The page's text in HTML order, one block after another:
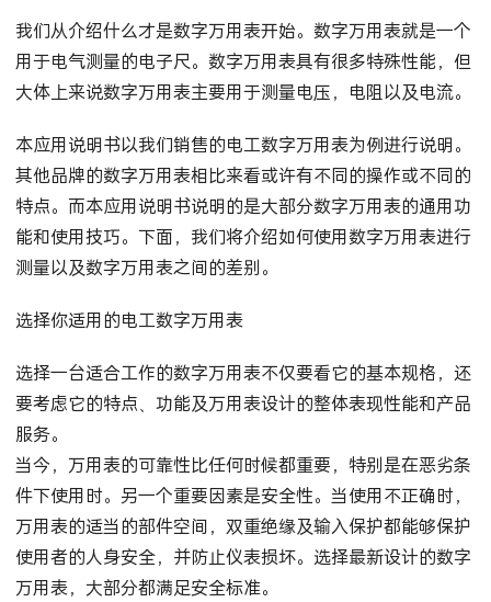
我们从介绍什么才是数字万用表开始。数字万用表就是一个
用于电气测量的电子尺。数字万用表具有很多特殊性能，但
本应用说明书以我们销售的电工数字万用表为例进行说明。
其他品牌的数字万用表相比来看或许有不同的操作或不同的
特点。而本应用说明书说明的是大部分数字万用表的通用功
能和使用技巧。下面，我们将介绍如何使用数字万用表进行
选择一台适合工作的数字万用表不仅要看它的基本规格，还
要考虑它的特点、功能及万用表设计的整体表现性能和产品
服务。
当今，万用表的可靠性比任何时候都重要，特别是在恶劣条
件下使用时。另一个重要因素是安全性。当使用不正确时，
万用表的适当的部件空间，双重绝缘及输入保护都能够保护
使用者的人身安全，并防止仪表损坏。选择最新设计的数字